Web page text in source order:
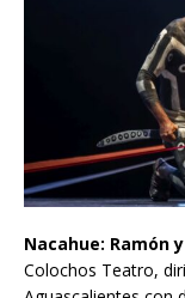
Nacahue: Ramón
Colochos Teatro,